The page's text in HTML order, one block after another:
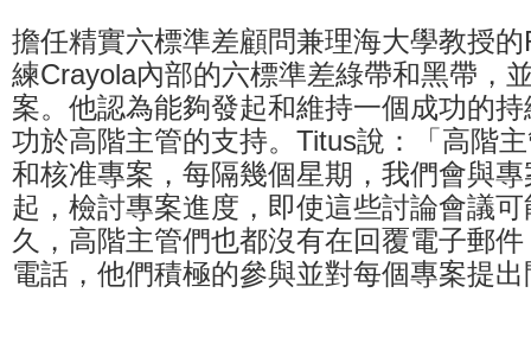
擔任精實六標準差顧問兼理海大學教授
練Crayola內部的六標準差綠帶和黑帶，
案。他認為能夠發起和維持一個成功的
功於高階主管的支持。Titus說：「高階
和核准專案，每隔幾個星期，我們會與
起，檢討專案進度，即使這些討論會議
久，高階主管們也都沒有在回覆電子郵
電話，他們積極的參與並對每個專案提